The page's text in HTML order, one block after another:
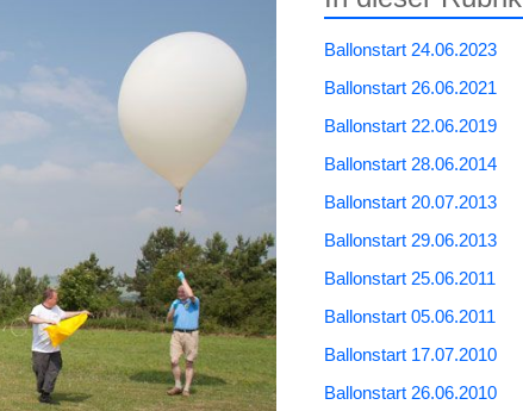
Ballonstart 24.06.2023
Ballonstart 26.06.2021
Ballonstart 22.06.2019
Ballonstart 28.06.2014
Ballonstart 20.07.2013
Ballonstart 29.06.2013
Ballonstart 25.06.2011
Ballonstart 05.06.2011
Ballonstart 17.07.2010
Ballonstart 26.06.2010